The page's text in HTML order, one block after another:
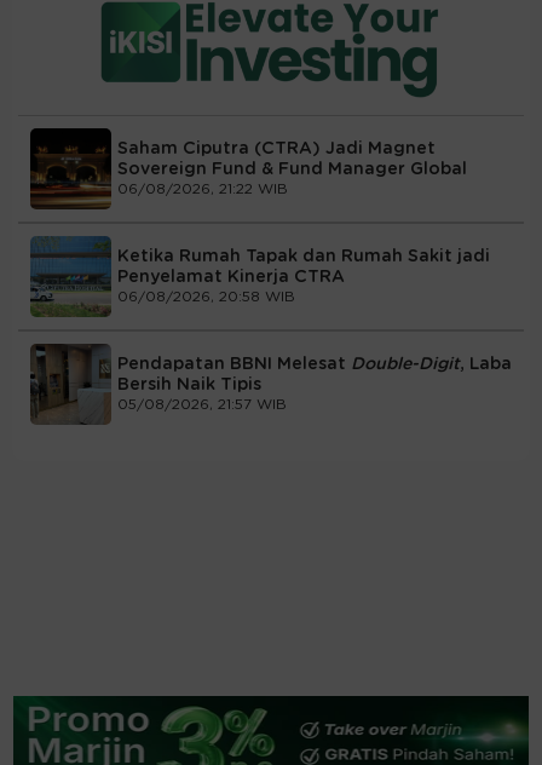
Saham Ciputra (CTRA) Jadi Magnet
Sovereign Fund & Fund Manager Global
06/08/2026, 21:22 WIB
Ketika Rumah Tapak dan Rumah Sakit jadi
Penyelamat Kinerja CTRA
06/08/2026, 20:58 WIB
Pendapatan BBNI Melesat Double-Digit, Laba
Bersih Naik Tipis
05/08/2026, 21:57 WIB